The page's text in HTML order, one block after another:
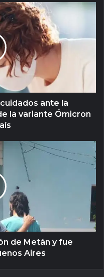
ante la
la variante Ómicron
de Metán y fue
Aires